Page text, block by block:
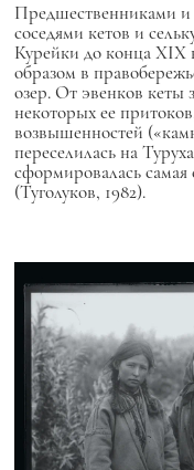
Предшественниками
соседями кетов и
Курейки до конца XIX
образом в
озер. От эвенков кеты
некоторых ее
возвышенностей
переселилась на
сформировалась самая
(Туголуков, 1982).